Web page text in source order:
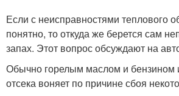
Если с неисправностями теплового
понятно, то откуда же берется сам
запах. Этот вопрос обсуждают на
Обычно горелым маслом и бензином
отсека воняет по причине сбоя